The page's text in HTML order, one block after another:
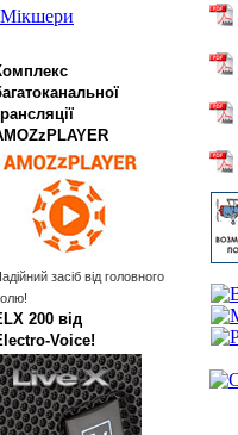
Мікшери
засіб від головного
200 від